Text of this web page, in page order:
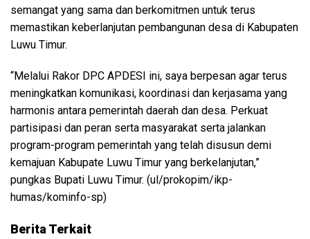
semangat yang sama dan berkomitmen untuk terus
memastikan keberlanjutan pembangunan desa di Kabupaten
Luwu Timur.
“Melalui Rakor DPC APDESI ini, saya berpesan agar terus
meningkatkan komunikasi, koordinasi dan kerjasama yang
harmonis antara pemerintah daerah dan desa. Perkuat
partisipasi dan peran serta masyarakat serta jalankan
program-program pemerintah yang telah disusun demi
kemajuan Kabupate Luwu Timur yang berkelanjutan,”
pungkas Bupati Luwu Timur. (ul/prokopim/ikp-
humas/kominfo-sp)
Berita Terkait